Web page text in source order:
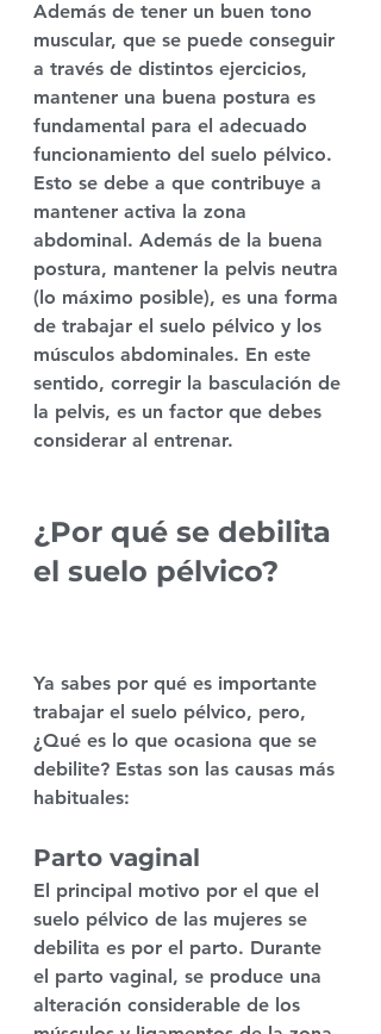
Además de tener un buen tono
muscular, que se puede conseguir
a través de distintos ejercicios,
mantener una buena postura es
fundamental para el adecuado
funcionamiento del suelo pélvico.
Esto se debe a que contribuye a
mantener activa la zona
abdominal. Además de la buena
postura, mantener la pelvis neutra
(lo máximo posible), es una forma
de trabajar el suelo pélvico y los
músculos abdominales. En este
sentido, corregir la basculación de
la pelvis, es un factor que debes
considerar al entrenar.
¿Por qué se debilita
el suelo pélvico?
Ya sabes por qué es importante
trabajar el suelo pélvico, pero,
¿Qué es lo que ocasiona que se
debilite? Estas son las causas más
habituales:
Parto vaginal
El principal motivo por el que el
suelo pélvico de las mujeres se
debilita es por el parto. Durante
el parto vaginal, se produce una
alteración considerable de los